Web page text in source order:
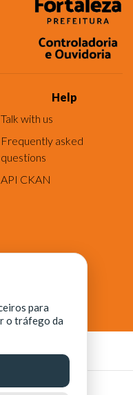
Help
Talk with us
Frequently asked
questions
API CKAN
de Ciência,
para
o tráfego da